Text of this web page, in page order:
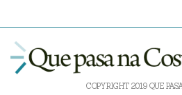
COPYRIGHT 2019 QUE